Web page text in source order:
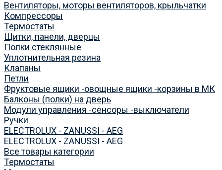
Вентиляторы, моторы вентиляторов, крыльчатки
Компрессоры
Термостаты
Щитки, панели, дверцы
Полки стеклянные
Уплотнительная резина
Клапаны
Петли
Фруктовые ящики -овощные ящики -корзины в МК
Балконы (полки) на дверь
Модули управления -сенсоры -выключатели
Ручки
ELECTROLUX - ZANUSSI - AEG
ELECTROLUX - ZANUSSI - AEG
Все товары категории
Термостаты